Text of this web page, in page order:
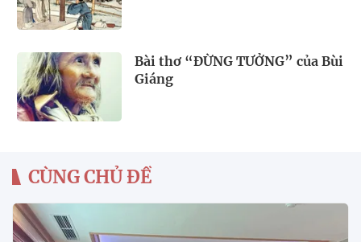
Bài thơ “ĐỪNG TƯỞNG” của Bùi
Giáng
CÙNG CHỦ ĐỀ